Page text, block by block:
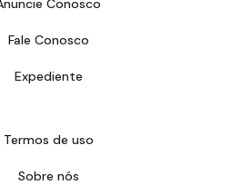
Fale Conosco
Expediente
Termos de uso
Sobre nós